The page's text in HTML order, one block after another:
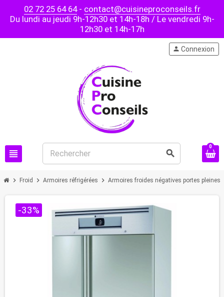
02 72 25 64 64- contact@cuisineproconseils.fr
Du lundi au jeudi 9h-12h30 et 14h-18h / Le vendredi 9h-
12h30 et 14h-17h
view_headline search
person Connexion
0
chevron_right Froid chevron_right Armoires réfrigérées chevron_right Armoires froides négatives portes pleines
-33%